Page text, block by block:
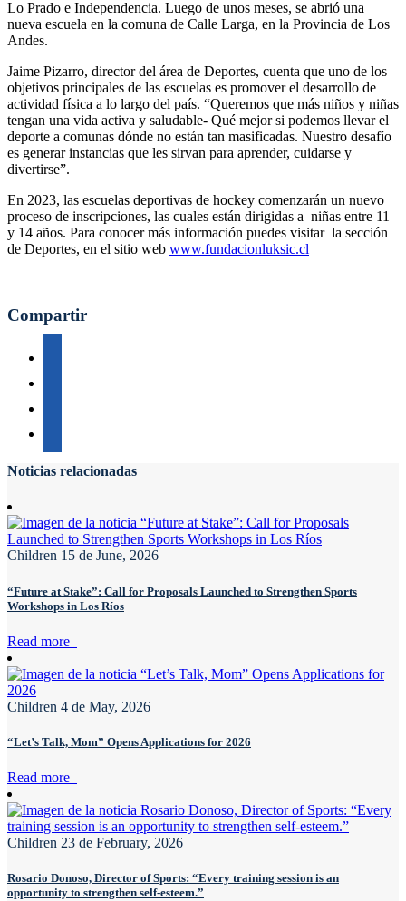
Lo Prado e Independencia. Luego de unos meses, se abrió una
nueva escuela en la comuna de Calle Larga, en la Provincia de Los
Andes.
Jaime Pizarro, director del área de Deportes, cuenta que uno de los
objetivos principales de las escuelas es promover el desarrollo de
actividad física a lo largo del país. “Queremos que más niños y niñas
tengan una vida activa y saludable- Qué mejor si podemos llevar el
deporte a comunas dónde no están tan masificadas. Nuestro desafío
es generar instancias que les sirvan para aprender, cuidarse y
divertirse”.
En 2023, las escuelas deportivas de hockey comenzarán un nuevo
proceso de inscripciones, las cuales están dirigidas a niñas entre 11
y 14 años. Para conocer más información puedes visitar la sección
de Deportes, en el sitio web www.fundacionluksic.cl
Compartir
Noticias relacionadas
Children 15 de June, 2026
“Future at Stake”: Call for Proposals Launched to Strengthen Sports
Workshops in Los Ríos
Read more
Children 4 de May, 2026
“Let’s Talk, Mom” Opens Applications for 2026
Read more
Children 23 de February, 2026
Rosario Donoso, Director of Sports: “Every training session is an
opportunity to strengthen self-esteem.”